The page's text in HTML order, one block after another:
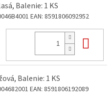
Balenie: 1 KS
EAN: 8591806092952
Balenie: 1 KS
EAN: 8591806192089